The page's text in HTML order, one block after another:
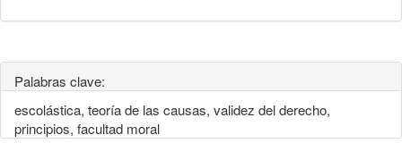
Palabras clave:
escolástica, teoría de las causas, validez del derecho,
principios, facultad moral